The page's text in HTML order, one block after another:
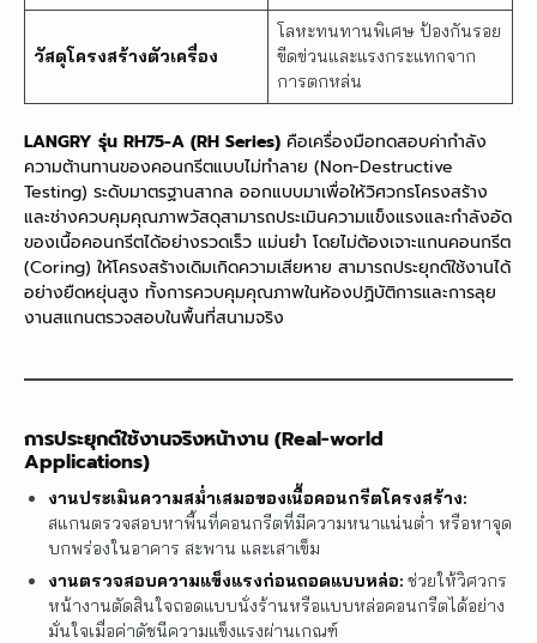
วัสดุโครงสร้างตัวเครื่อง
โลหะทนทานพิเศษ ป้องกันรอย
ขีดข่วนและแรงกระแทกจาก
การตกหล่น
LANGRY รุ่น RH75-A (RH Series) คือเครื่องมือทดสอบค่ากำลัง
ความต้านทานของคอนกรีตแบบไม่ทำลาย (Non-Destructive
Testing) ระดับมาตรฐานสากล ออกแบบมาเพื่อให้วิศวกรโครงสร้าง
และช่างควบคุมคุณภาพวัสดุสามารถประเมินความแข็งแรงและกำลังอัด
ของเนื้อคอนกรีตได้อย่างรวดเร็ว แม่นยำ โดยไม่ต้องเจาะแกนคอนกรีต
(Coring) ให้โครงสร้างเดิมเกิดความเสียหาย สามารถประยุกต์ใช้งานได้
อย่างยืดหยุ่นสูง ทั้งการควบคุมคุณภาพในห้องปฏิบัติการและการลุย
งานสแกนตรวจสอบในพื้นที่สนามจริง
การประยุกต์ใช้งานจริงหน้างาน (Real-world
Applications)
งานประเมินความสม่ำเสมอของเนื้อคอนกรีตโครงสร้าง:
สแกนตรวจสอบหาพื้นที่คอนกรีตที่มีความหนาแน่นต่ำ หรือหาจุด
บกพร่องในอาคาร สะพาน และเสาเข็ม
งานตรวจสอบความแข็งแรงก่อนถอดแบบหล่อ: ช่วยให้วิศวกร
หน้างานตัดสินใจถอดแบบนั่งร้านหรือแบบหล่อคอนกรีตได้อย่าง
มั่นใจเมื่อค่าดัชนีความแข็งแรงผ่านเกณฑ์